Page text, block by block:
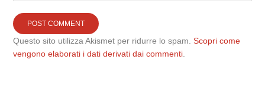
Questo sito utilizza Akismet per ridurre lo spam.Scopri come
vengono elaborati i dati derivati dai commenti